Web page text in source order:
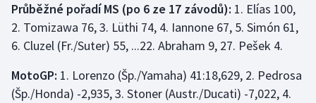
Plážový volejbal
Ragby
Rychlobruslení
Průběžné pořadí MS (po 6 ze 17 závodů): 1. Elías 100,
2. Tomizawa 76, 3. Lüthi 74, 4. Iannone 67, 5. Simón 61,
6. Cluzel (Fr./Suter) 55, ...22. Abraham 9, 27. Pešek 4.
MotoGP: 1. Lorenzo (Šp./Yamaha) 41:18,629, 2. Pedrosa
(Šp./Honda) -2,935, 3. Stoner (Austr./Ducati) -7,022, 4.